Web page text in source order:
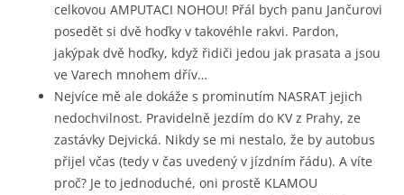
celkovou AMPUTACI NOHOU! Přál bych panu Jančurovi
posedět si dvě hoďky v takovéhle rakvi. Pardon,
jakýpak dvě hoďky, když řidiči jedou jak prasata a jsou
ve Varech mnohem dřív…
Nejvíce mě ale dokáže s prominutím NASRAT jejich
nedochvilnost. Pravidelně jezdím do KV z Prahy, ze
zastávky Dejvická. Nikdy se mi nestalo, že by autobus
přijel včas (tedy v čas uvedený v jízdním řádu). A víte
proč? Je to jednoduché, oni prostě KLAMOU